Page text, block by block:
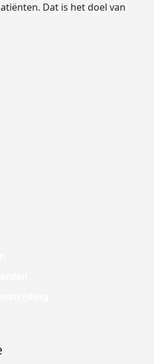
Dat is het doel van